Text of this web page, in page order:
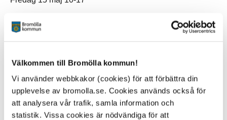
Välkommen till Bromölla kommun!
Vi använder webbkakor (cookies) för att förbättra din
upplevelse av bromolla.se. Cookies används också för
att analysera vår trafik, samla information och
statistik. Vissa cookies är nödvändiga för att
SNOKA bibliotek
Onsdag 13 maj 15-2
Fredag 15 maj 15-21
SNOKA bibliotek